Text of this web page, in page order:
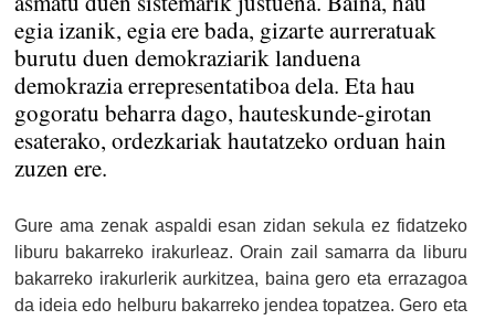
egia izanik, egia ere bada, gizarte aurreratuak
burutu duen demokraziarik landuena
demokrazia errepresentatiboa dela. Eta hau
gogoratu beharra dago, hauteskunde-girotan
esaterako, ordezkariak hautatzeko orduan hain
zuzen ere.
Gure ama zenak aspaldi esan zidan sekula ez fidatzeko
liburu bakarreko irakurleaz. Orain zail samarra da liburu
bakarreko irakurlerik aurkitzea, baina gero eta errazagoa
da ideia edo helburu bakarreko jendea topatzea. Gero eta